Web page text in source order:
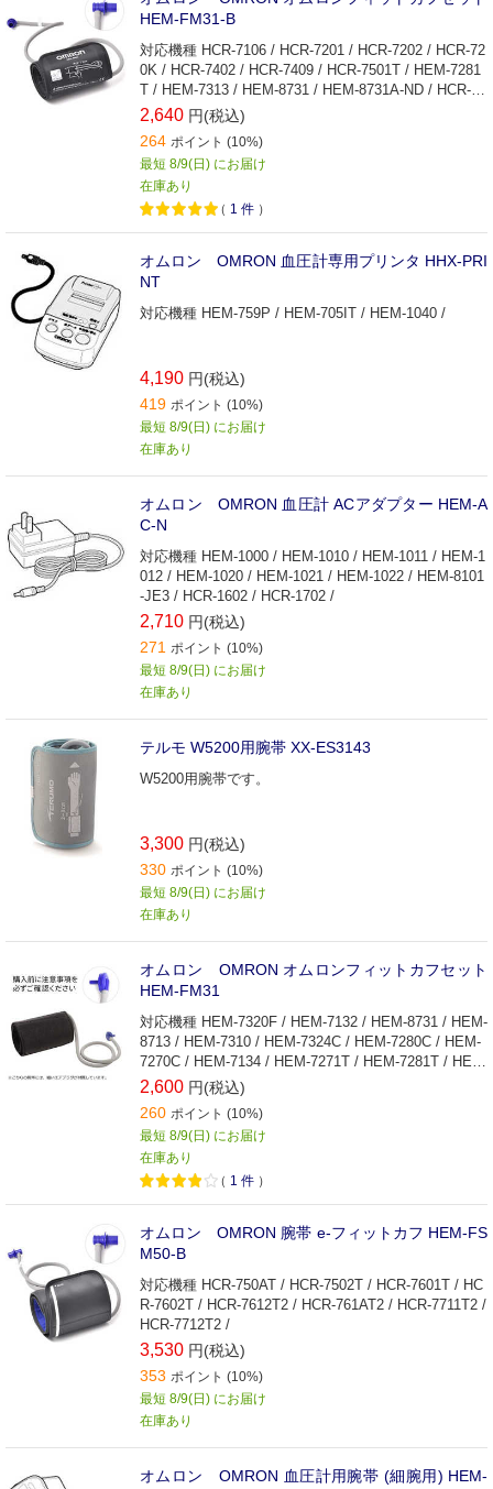
HEM-FM31-B
対応機種 HCR-7106 / HCR-7201 / HCR-7202 / HCR-72
0K / HCR-7402 / HCR-7409 / HCR-7501T / HEM-7281
T / HEM-7313 / HEM-8731 / HEM-8731A-ND / HCR-74
07 / HCR-7206T2 / HCR-7308T2 / HCR-7206T2 / HCR-
2,640 円(税込)
264 ポイント (10%)
最短 8/9(日) にお届け
在庫あり
（ 1 件 ）
オムロン OMRON 血圧計専用プリンタ HHX‐PRI
NT
対応機種 HEM-759P / HEM-705IT / HEM-1040 /
4,190 円(税込)
419 ポイント (10%)
最短 8/9(日) にお届け
在庫あり
オムロン OMRON 血圧計 ACアダプター HEM‐A
C‐N
対応機種 HEM-1000 / HEM-1010 / HEM-1011 / HEM-1
012 / HEM-1020 / HEM-1021 / HEM-1022 / HEM-8101
-JE3 / HCR-1602 / HCR-1702 /
2,710 円(税込)
271 ポイント (10%)
最短 8/9(日) にお届け
在庫あり
テルモ W5200用腕帯 XX-ES3143
W5200用腕帯です。
3,300 円(税込)
330 ポイント (10%)
最短 8/9(日) にお届け
在庫あり
オムロン OMRON オムロンフィットカフセット
HEM-FM31
対応機種 HEM-7320F / HEM-7132 / HEM-8731 / HEM-
8713 / HEM-7310 / HEM-7324C / HEM-7280C / HEM-
7270C / HEM-7134 / HEM-7271T / HEM-7281T / HEM
-7325T / HEM-7282T / HEM-8731A-ND / HEM-7313 /
2,600 円(税込)
260 ポイント (10%)
最短 8/9(日) にお届け
在庫あり
（ 1 件 ）
オムロン OMRON 腕帯 e-フィットカフ HEM-FS
M50-B
対応機種 HCR-750AT / HCR-7502T / HCR-7601T / HC
R-7602T / HCR-7612T2 / HCR-761AT2 / HCR-7711T2 /
HCR-7712T2 /
3,530 円(税込)
353 ポイント (10%)
最短 8/9(日) にお届け
在庫あり
オムロン OMRON 血圧計用腕帯 (細腕用) HEM‐